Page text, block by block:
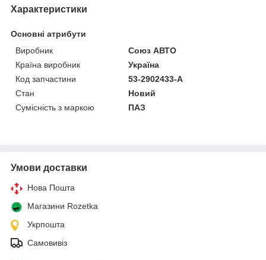
Характеристики
Основні атрибути
Виробник
Союз АВТО
Країна виробник
Україна
Код запчастини
53-2902433-А
Стан
Новий
Сумісність з маркою
ПАЗ
Умови доставки
Нова Пошта
Магазини Rozetka
Укрпошта
Самовивіз